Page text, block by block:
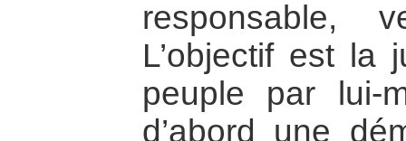
responsable,
L’objectif est la
peuple par lui-
d’abord une